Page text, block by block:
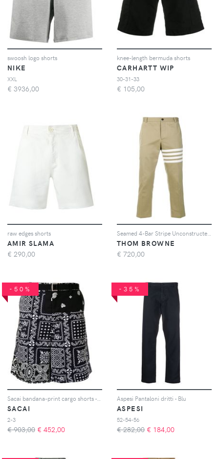
swoosh logo shorts
NIKE
XXL
€ 3936,00
knee-length bermuda shorts
CARHARTT WIP
30-31-33
€ 105,00
raw edges shorts
AMIR SLAMA
€ 290,00
THOM BROWNE
€ 720,00
-50%
SACAI
2-3
€ 903,00 € 452,00
-35%
Aspesi Pantaloni dritti - Blu
ASPESI
52-54-56
€ 282,00 € 184,00